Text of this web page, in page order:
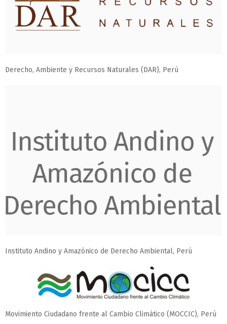
Derecho, Ambiente y Recursos Naturales (DAR), Perú
Instituto Andino y Amazónico de Derecho Ambiental, Perú
Movimiento Ciudadano frente al Cambio Climático (MOCCIC), Perú